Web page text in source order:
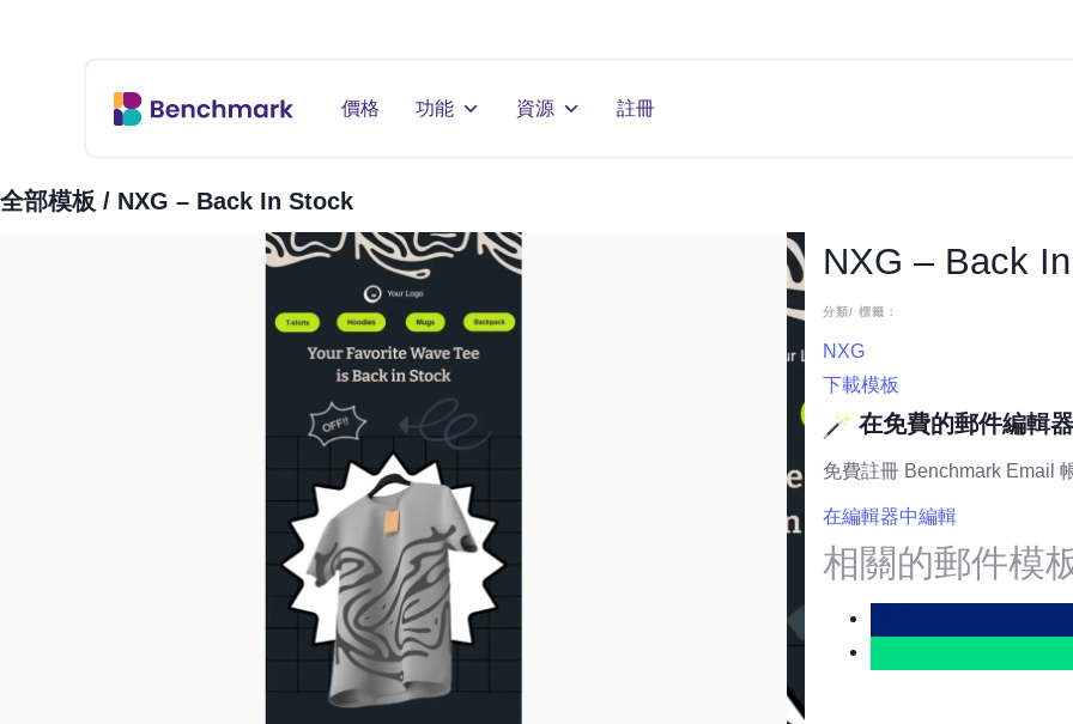
價格 功能 資源 註冊
全部模板 / NXG – Back In Stock
NXG – Back
分類/ 標籤：
NXG
下載模板
在免費的郵件編輯
免費註冊 Benchmark Email
在編輯器中編輯
相關的郵件模